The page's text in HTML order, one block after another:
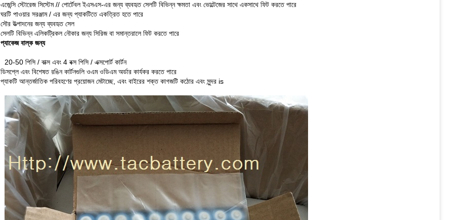
এজেন্সি স্টোরেজ সিস্টেম // পোর্টেবল ইএসএস-এর জন্য ব্যবহৃত সেলটি বিভিন্ন ক্ষমতা এবং ভোল্টেজের সাথে একসাথে ফিট করতে পারে
ঘরটি পাওয়ার সরঞ্জাম / এর জন্য প্যাকটিতে একত্রিত হতে পারে
সৌর উত্পাদনের জন্য ব্যবহৃত সেল
সেলটি বিভিন্ন এলিকট্রিকল নৌকার জন্য সিরিজ বা সমান্তরালে ফিট করতে পারে
প্যাকেজ বাল্ক জন্য
20-50 পিসি / বাক্স এবং 4 বক্স পিসি / এক্সপোর্ট কার্টন
ডিসপ্লে এবং বিশেষত রঙিন কার্টনগুলি ওএম ওডিএম অর্ডার কার্যকর করতে পারে
প্যাকটি আন্তর্জাতিক পরিবহণের প্রয়োজন মেটাচ্ছে, এবং বাইরের শক্ত কাগজটি কঠোর এবং সুন্দর is